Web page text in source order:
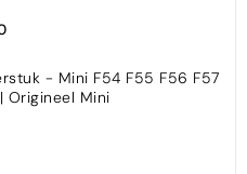
- Mini F54 F55 F56 F57
Origineel Mini